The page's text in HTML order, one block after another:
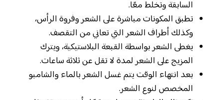
السابقة وتخلط معًا.
تطبق المكونات مباشرة على الشعر وفروة الرأس،
وكذلك أطراف الشعر التي تعاني من التقصف.
يغطى الشعر بواسطة القبعة البلاستيكية، ويترك
المزيج على الشعر لمدة لا تقل عن ثلاثة ساعات.
بعد انتهاء الوقت يتم غسل الشعر بالماء والشامبو
المخصص لنوع الشعر.